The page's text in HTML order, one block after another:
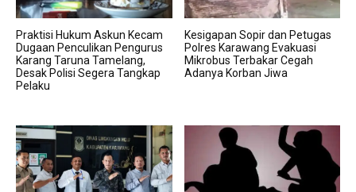
Praktisi Hukum Askun Kecam
Dugaan Penculikan Pengurus
Karang Taruna Tamelang,
Desak Polisi Segera Tangkap
Pelaku
Kesigapan Sopir dan Petugas
Polres Karawang Evakuasi
Mikrobus Terbakar Cegah
Adanya Korban Jiwa